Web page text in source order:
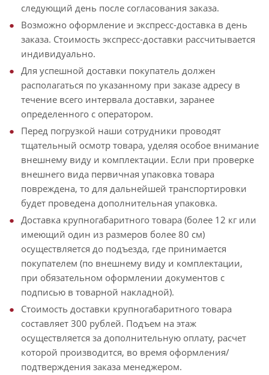
следующий день после согласования заказа.
Возможно оформление и экспресс-доставка в день
заказа. Стоимость экспресс-доставки рассчитывается
индивидуально.
Для успешной доставки покупатель должен
располагаться по указанному при заказе адресу в
течение всего интервала доставки, заранее
определенного с оператором.
Перед погрузкой наши сотрудники проводят
тщательный осмотр товара, уделяя особое внимание
внешнему виду и комплектации. Если при проверке
внешнего вида первичная упаковка товара
повреждена, то для дальнейшей транспортировки
будет проведена дополнительная упаковка.
Доставка крупногабаритного товара (более 12 кг или
имеющий один из размеров более 80 см)
осуществляется до подъезда, где принимается
покупателем (по внешнему виду и комплектации,
при обязательном оформлении документов с
подписью в товарной накладной).
Стоимость доставки крупногабаритного товара
составляет 300 рублей. Подъем на этаж
осуществляется за дополнительную оплату, расчет
которой производится, во время оформления/
подтверждения заказа менеджером.